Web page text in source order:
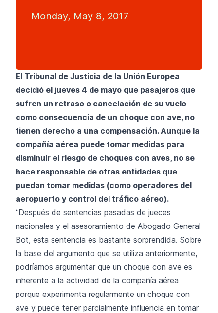
Monday, May 8, 2017
El Tribunal de Justicia de la Unión Europea
decidió el jueves 4 de mayo que pasajeros que
sufren un retraso o cancelación de su vuelo
como consecuencia de un choque con ave, no
tienen derecho a una compensación. Aunque la
compañía aérea puede tomar medidas para
disminuir el riesgo de choques con aves, no se
hace responsable de otras entidades que
puedan tomar medidas (como operadores del
aeropuerto y control del tráfico aéreo).
“Después de sentencias pasadas de jueces
nacionales y el asesoramiento de Abogado General
Bot, esta sentencia es bastante sorprendida. Sobre
la base del argumento que se utiliza anteriormente,
podríamos argumentar que un choque con ave es
inherente a la actividad de la compañía aérea
porque experimenta regularmente un choque con
ave y puede tener parcialmente influencia en tomar